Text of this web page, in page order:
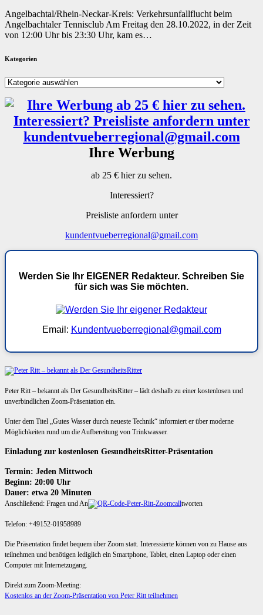
Angelbachtal/Rhein-Neckar-Kreis: Verkehrsunfallflucht beim
Angelbachtaler Tennisclub Am Freitag den 28.10.2022, in der Zeit
von 12:00 Uhr bis 23:30 Uhr, kam es…
Kategorien
Kategorien
Ihre Werbung
ab 25 € hier zu sehen.
Interessiert?
Preisliste anfordern unter
kundentvueberregional@gmail.com
Werden Sie Ihr EIGENER Redakteur. Schreiben Sie
für sich was Sie möchten.
Email: Kundentvueberregional@gmail.com
Peter Ritt – bekannt als Der GesundheitsRitter – lädt deshalb zu einer kostenlosen und
unverbindlichen Zoom-Präsentation ein.
Unter dem Titel „Gutes Wasser durch neueste Technik“ informiert er über moderne
Möglichkeiten rund um die Aufbereitung von Trinkwasser.
Einladung zur kostenlosen GesundheitsRitter-Präsentation
Termin: Jeden Mittwoch
Beginn: 20:00 Uhr
Dauer: etwa 20 Minuten
Anschließend: Fragen und An tworten
Telefon: +49152-01958989
Die Präsentation findet bequem über Zoom statt. Interessierte können von zu Hause aus
teilnehmen und benötigen lediglich ein Smartphone, Tablet, einen Laptop oder einen
Computer mit Internetzugang.
Direkt zum Zoom-Meeting:
Kostenlos an der Zoom-Präsentation von Peter Ritt teilnehmen